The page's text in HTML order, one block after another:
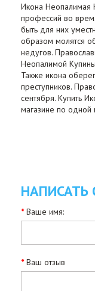
Икона Неопалимая
профессий во
быть для них
образом молятся
недугов.
Неопалимой
Также икона
преступников.
сентября. Купить
магазине по одной
НАПИСАТЬ
Ваше имя:
Ваш отзыв